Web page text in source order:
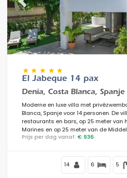
Diensten
Uitzichten
Extra categorieën
Previous
El Jabeque 14 pax
Denia, Costa Blanca, Spanje
Moderne en luxe villa met
Blanca, Spanje voor 14 personen. De
restaurants en bars, op 25 meter van
Marines en op 25 meter van de
Prijs per dag vanaf: € 936
14 6 5